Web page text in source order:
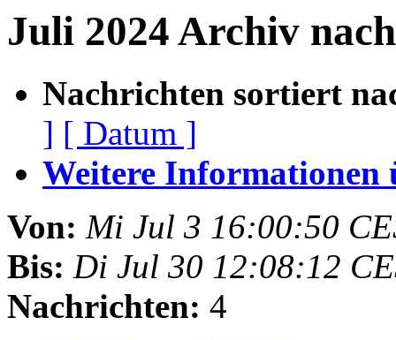
Juli 2024 Archiv
Nachrichten sortiert
] [ Datum ]
Weitere Informationen
Von: Mi Jul 3 16:00:50
Bis: Di Jul 30 12:08:12
Nachrichten: 4